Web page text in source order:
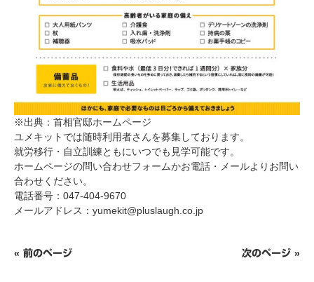
※出典：首相官邸ホームページ
ユメキットでは随時利用者さんを募集しております。
就労移行・自立訓練ともにいつでも見学可能です。
ホームページの問い合わせフォームかお電話・メールよりお問い
合わせください。
電話番号：047-404-9670
メールアドレス：yumekit@pluslaugh.co.jp
« 前のページ 次のページ »